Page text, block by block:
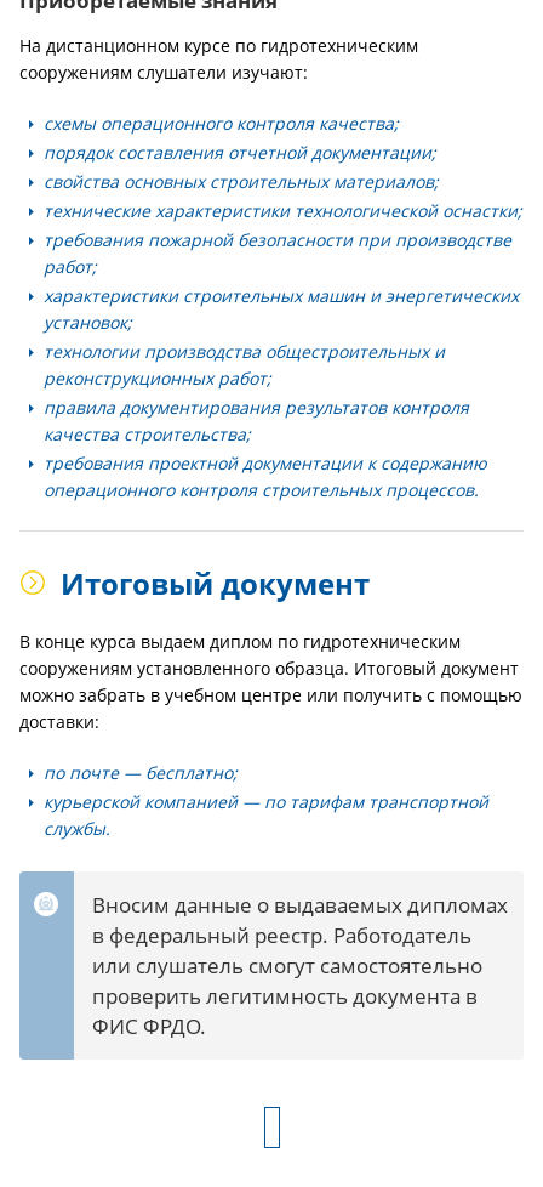
На дистанционном курсе по гидротехническим
сооружениям слушатели изучают:
схемы операционного контроля качества;
порядок составления отчетной документации;
свойства основных строительных материалов;
технические характеристики технологической оснастки;
требования пожарной безопасности при производстве
работ;
характеристики строительных машин и энергетических
установок;
технологии производства общестроительных и
реконструкционных работ;
правила документирования результатов контроля
качества строительства;
требования проектной документации к содержанию
операционного контроля строительных процессов.
Итоговый документ
В конце курса выдаем диплом по гидротехническим
сооружениям установленного образца. Итоговый документ
можно забрать в учебном центре или получить с помощью
доставки:
по почте — бесплатно;
курьерской компанией — по тарифам транспортной
службы.
Вносим данные о выдаваемых дипломах
в федеральный реестр. Работодатель
или слушатель смогут самостоятельно
проверить легитимность документа в
ФИС ФРДО.